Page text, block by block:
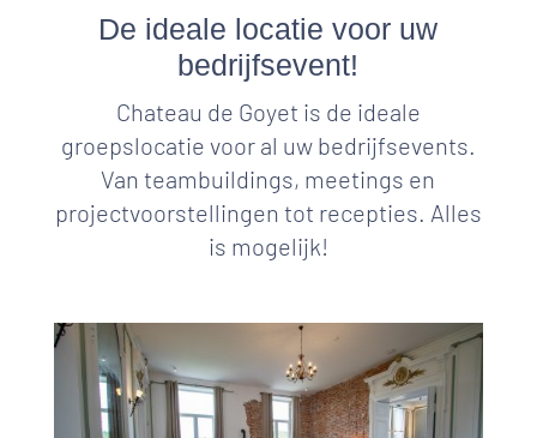
De ideale locatie voor uw
bedrijfsevent!
Chateau de Goyet is de ideale
groepslocatie voor al uw bedrijfsevents.
Van teambuildings, meetings en
projectvoorstellingen tot recepties. Alles
is mogelijk!